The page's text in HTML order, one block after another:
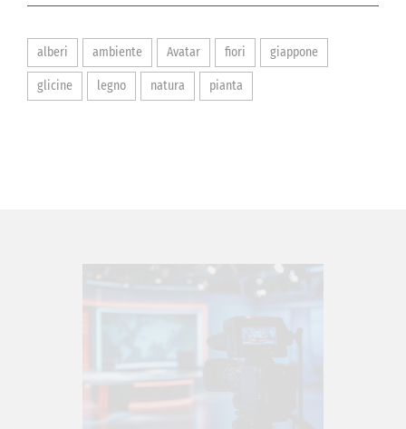
alberi ambiente Avatar fiori giappone
glicine legno natura pianta